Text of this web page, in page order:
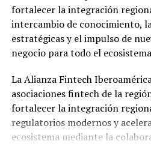
fortalecer la integración
intercambio de conocimiento,
estratégicas y el impulso de
negocio para todo el
La Alianza Fintech
asociaciones fintech de la
fortalecer la integración
regulatorios modernos y
ecosistema mediante la